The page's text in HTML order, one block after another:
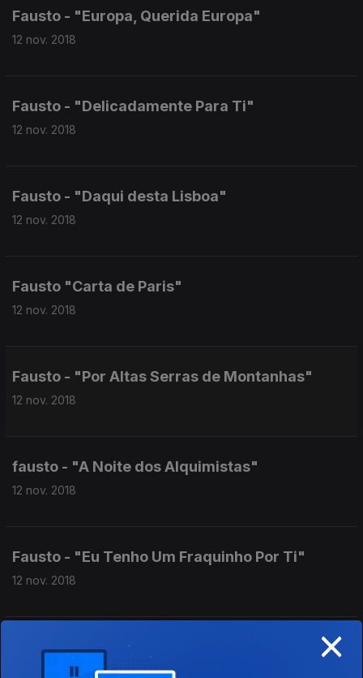
Fausto - "Europa, Querida Europa"
12 nov. 2018
Fausto - "Delicadamente Para Ti"
12 nov. 2018
Fausto - "Daqui desta Lisboa"
12 nov. 2018
Fausto "Carta de Paris"
12 nov. 2018
Fausto - "Por Altas Serras de Montanhas"
12 nov. 2018
fausto - "A Noite dos Alquimistas"
12 nov. 2018
Fausto - "Eu Tenho Um Fraquinho Por Ti"
12 nov. 2018
Fausto - "Atrás dos Tempos"
12 nov. 2018
×